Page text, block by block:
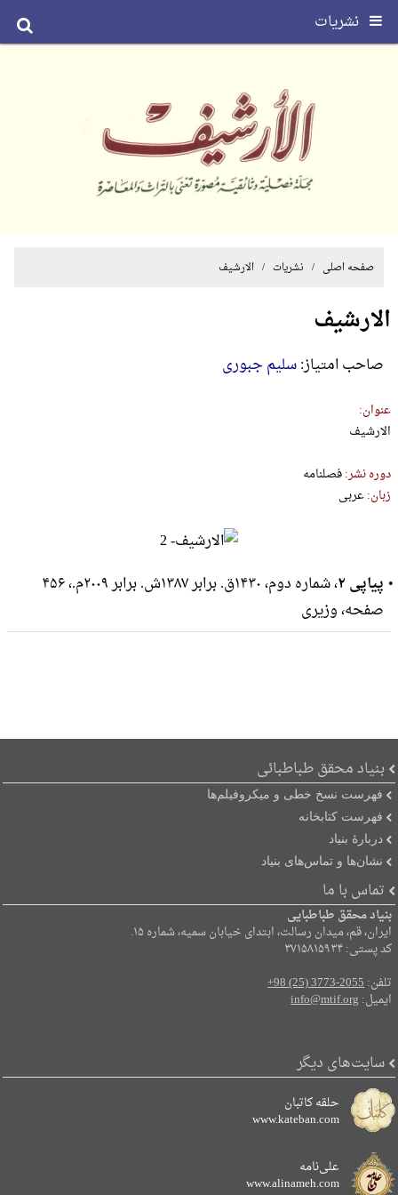
نشریات
صفحه اصلی / نشریات / الارشیف
الارشیف
صاحب امتیاز:سلیم جبوری
عنوان:
الارشیف
دوره نشر:فصلنامه
زبان:عربی
پیاپی ۲
، شماره دوم، ۱۴۳۰ق. برابر ۱۳۸۷ش. برابر ۲۰۰۹م.، ۴۵۶
صفحه، وزيرى
بنیاد محقق طباطبائی
فهرست نسخ خطی و میکروفیلم‌ها
فهرست کتابخانه
دربارۀ بنیاد
نشان‌ها و تماس‌های بنیاد
تماس با ما
بنیاد محقق طباطبایی
ایران، قم، میدان رسالت، ابتدای خیابان سمیه، شماره ۱۵.
کد پستی: ۳۷۱۵۸۱۵۹۳۴
تلفن:+98 (25) 3773-2055
ایمیل:info@mtif.org
سایت‌های دیگر
حلقه کاتبان
www.kateban.com
علی‌نامه
www.alinameh.com